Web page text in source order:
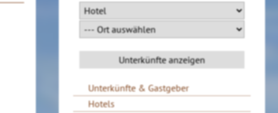
Unterkünfte & Gastgeber
Hotels